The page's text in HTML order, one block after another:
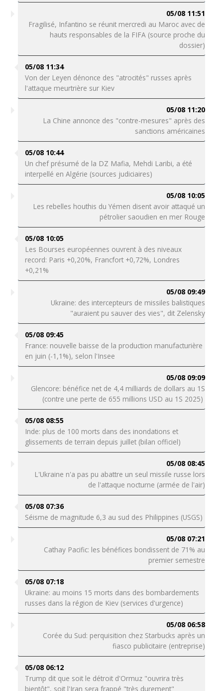
05/08 11:51
Fragilisé, Infantino se réunit mercredi au Maroc avec de
hauts responsables de la FIFA (source proche du
dossier)
05/08 11:34
Von der Leyen dénonce des "atrocités" russes après
l'attaque meurtrière sur Kiev
05/08 11:20
La Chine annonce des "contre-mesures" après des
sanctions américaines
05/08 10:44
Un chef présumé de la DZ Mafia, Mehdi Laribi, a été
interpellé en Algérie (sources judiciaires)
05/08 10:05
Les rebelles houthis du Yémen disent avoir attaqué un
pétrolier saoudien en mer Rouge
05/08 10:05
Les Bourses européennes ouvrent à des niveaux
record: Paris +0,20%, Francfort +0,72%, Londres
+0,21%
05/08 09:49
Ukraine: des intercepteurs de missiles balistiques
"auraient pu sauver des vies", dit Zelensky
05/08 09:45
France: nouvelle baisse de la production manufacturière
en juin (-1,1%), selon l'Insee
05/08 09:09
Glencore: bénéfice net de 4,4 milliards de dollars au 1S
(contre une perte de 655 millions USD au 1S 2025)
05/08 08:55
Inde: plus de 100 morts dans des inondations et
glissements de terrain depuis juillet (bilan officiel)
05/08 08:45
L'Ukraine n'a pas pu abattre un seul missile russe lors
de l'attaque nocturne (armée de l'air)
05/08 07:36
Séisme de magnitude 6,3 au sud des Philippines (USGS)
05/08 07:21
Cathay Pacific: les bénéfices bondissent de 71% au
premier semestre
05/08 07:18
Ukraine: au moins 15 morts dans des bombardements
russes dans la région de Kiev (services d'urgence)
05/08 06:58
Corée du Sud: perquisition chez Starbucks après un
fiasco publicitaire (entreprise)
05/08 06:12
Trump dit que soit le détroit d'Ormuz "ouvrira très
bientôt", soit l'Iran sera frappé "très durement"